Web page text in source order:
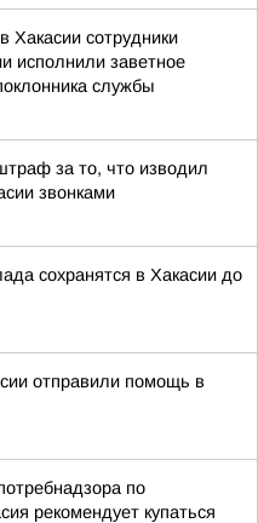
Хакасии сотрудники
исполнили заветное
службы
за то, что изводил
звонками
сохранятся в Хакасии до
отправили помощь в
по
рекомендует купаться